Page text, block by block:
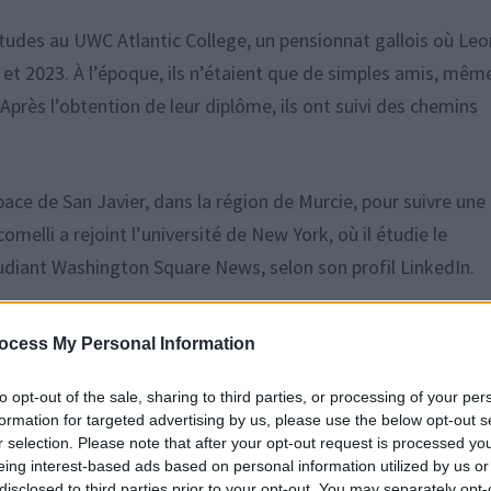
My Personal Information
opt-out of the sale, sharing to third parties, or processing of your
for targeted advertising by us, please use the below opt-out
selection. Please note that after your opt-out request is processed
interest-based ads based on personal information utilized by us
au UWC Atlantic College, un pensionnat gallois où
2023. À l’époque, ils n’étaient que de simples amis,
l’obtention de leur diplôme, ils ont suivi des chemins
de San Javier, dans la région de Murcie, pour suivre une
a rejoint l’université de New York, où il étudie le
Washington Square News, selon son profil LinkedIn.
Son père, Drausio Giacomelli, est un banquier
les marchés émergents chez Deutsche Bank. Sa mère,
la publicité.